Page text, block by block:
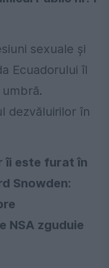
sexuale și
Ecuadorului îl
dezvăluirilor în
îi este furat în
Snowden:
NSA zguduie